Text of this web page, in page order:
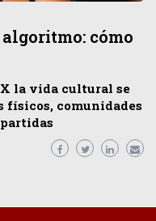
cómo
la vida cultural se
físicos, comunidades